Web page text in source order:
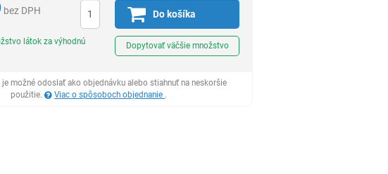
bez DPH
Ks
Do košíka
látok za výhodnú
Dopytovať väčšie množstvo
je možné odoslať ako objednávku alebo stiahnuť na neskoršie
použitie.
Viac o spôsoboch objednanie .